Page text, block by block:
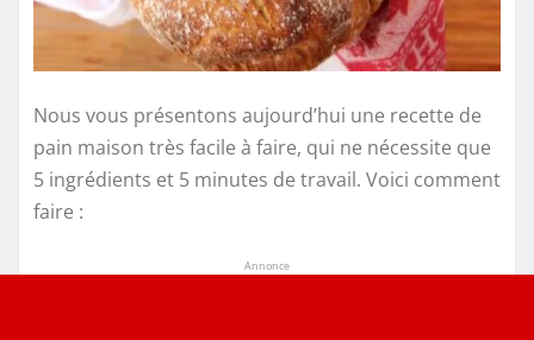
Nous vous présentons aujourd’hui une recette de
pain maison très facile à faire, qui ne nécessite que
5 ingrédients et 5 minutes de travail. Voici comment
faire :
Annonce